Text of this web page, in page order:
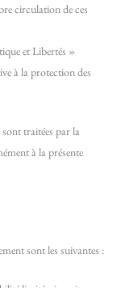
circulation de ces
et Libertés »
à la protection des
traitées par la
à la présente
sont les suivantes :